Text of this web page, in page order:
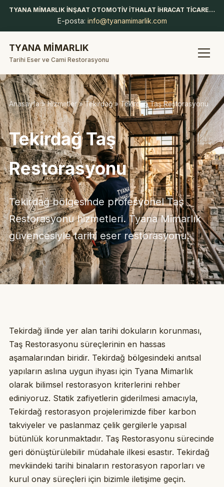
TYANA MİMARLIK İNŞAAT OTOMOTİV İTHALAT İHRACAT TİCARET LİMİTED ŞİRKETİ
E-posta: info@tyanamimarlik.com
TYANA MİMARLIK
Tarihi Eser ve Cami Restorasyonu
Anasayfa»Hizmetler»Tekirdağ» Tekirdağ Taş Restorasyonu
Tekirdağ Taş
Restorasyonu
Tekirdağ bölgesinde profesyonel Taş
Restorasyonu hizmetleri. Tyana Mimarlık
güvencesiyle tarihi eser restorasyonu.
Tekirdağ ilinde yer alan tarihi dokuların korunması,
Taş Restorasyonu süreçlerinin en hassas
aşamalarından biridir. Tekirdağ bölgesindeki anıtsal
yapıların aslına uygun ihyası için Tyana Mimarlık
olarak bilimsel restorasyon kriterlerini rehber
ediniyoruz. Statik zafiyetlerin giderilmesi amacıyla,
Tekirdağ restorasyon projelerimizde fiber karbon
takviyeler ve paslanmaz çelik gergilerle yapısal
bütünlük korunmaktadır. Taş Restorasyonu sürecinde
geri dönüştürülebilir müdahale ilkesi esastır. Tekirdağ
mevkiindeki tarihi binaların restorasyon raporları ve
kurul onay süreçleri için bizimle iletişime geçin.